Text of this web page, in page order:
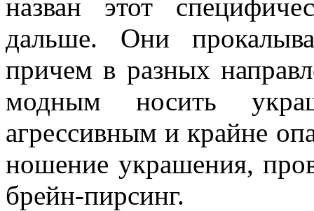
назван этот
дальше. Они
причем в разных
модным носить
агрессивным и крайне
ношение украшения,
брейн-пирсинг.